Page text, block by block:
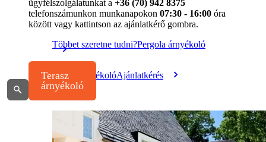
ügyfélszolgálatunkat a +36 (70) 942 8375
telefonszámunkon munkanapokon 07:30 - 16:00 óra
között vagy kattintson az ajánlatkérő gombra.
Többet szeretne tudni?Pergola árnyékoló
Terasz árnyékolóAjánlatkérés